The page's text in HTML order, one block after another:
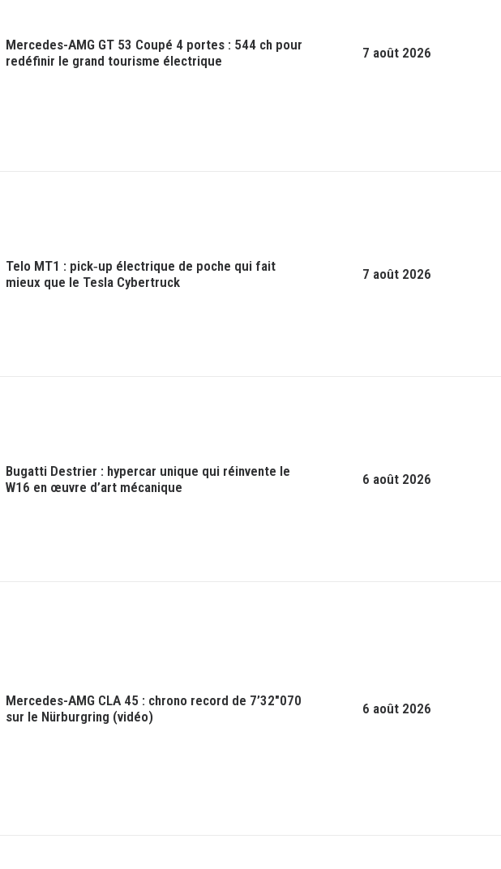
Mercedes-AMG GT 53 Coupé 4 portes : 544 ch pour
redéfinir le grand tourisme électrique
7 août 2026
Telo MT1 : pick‑up électrique de poche qui fait
mieux que le Tesla Cybertruck
7 août 2026
Bugatti Destrier : hypercar unique qui réinvente le
W16 en œuvre d’art mécanique
6 août 2026
Mercedes-AMG CLA 45 : chrono record de 7’32″070
sur le Nürburgring (vidéo)
6 août 2026